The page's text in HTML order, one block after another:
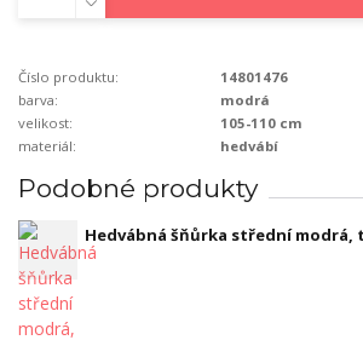
Číslo produktu:
14801476
barva:
modrá
velikost:
105-110 cm
materiál:
hedvábí
Podobné produkty
Hedvábná šňůrka střední